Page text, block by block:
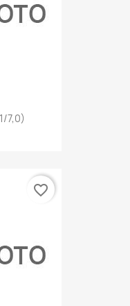
7,0)
favorite_border